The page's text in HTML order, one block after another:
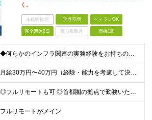
く。
未経験歓迎 学歴不問 ベテランOK
完全週休2日 賞与複数月 面接1回
◆何らかのインフラ関連の実務経験をお持ちの方 ◆学歴不問 ＜特に歓迎する方＞ ◆Linuxサーバーの構築・運用経験（3年以上） ◆パブリッククラウド（AWS / Azure / GCPいずれか）を用
月給30万円〜40万円（経験・能力を考慮して決定） ※固定残業代20時間分（4.0〜5.5万円）含む／超過分は全額支給 ※経験・スキルを考慮のうえ決定いたします ※6ヶ月の試用期間あり。期間中の待遇に
◎フルリモートも可 ◎首都圏の拠点で勤務いただくことを想定しております ■本社（湘南本社） 神奈川県藤沢市辻堂神台2-2-1 アイクロス湘南8階 └JR東海道線「辻堂駅」徒歩3分 ■東北支社 秋田
フルリモートがメイン